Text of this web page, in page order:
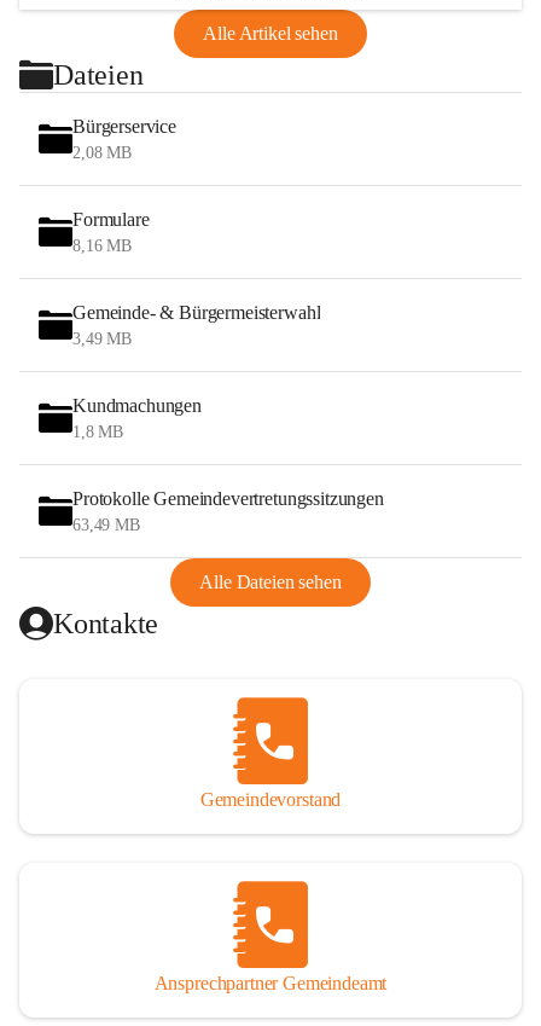
Alle Artikel sehen
Dateien
Bürgerservice
2,08 MB
Formulare
8,16 MB
Gemeinde- & Bürgermeisterwahl
3,49 MB
Kundmachungen
1,8 MB
Protokolle Gemeindevertretungssitzungen
63,49 MB
Alle Dateien sehen
Kontakte
Gemeindevorstand
Ansprechpartner Gemeindeamt